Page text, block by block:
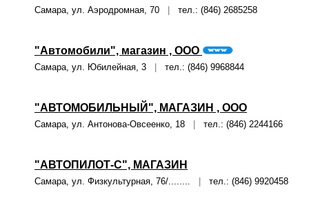
Самара, ул. Аэродромная, 70 тел.: (846) 2685258
"Автомобили", магазин , ООО
Самара, ул. Юбилейная, 3 тел.: (846) 9968844
"АВТОМОБИЛЬНЫЙ", МАГАЗИН , ООО
Самара, ул. Антонова-Овсеенко, 18 тел.: (846) 2244166
"АВТОПИЛОТ-С", МАГАЗИН
Самара, ул. Физкультурная, 76/........ тел.: (846) 9920458